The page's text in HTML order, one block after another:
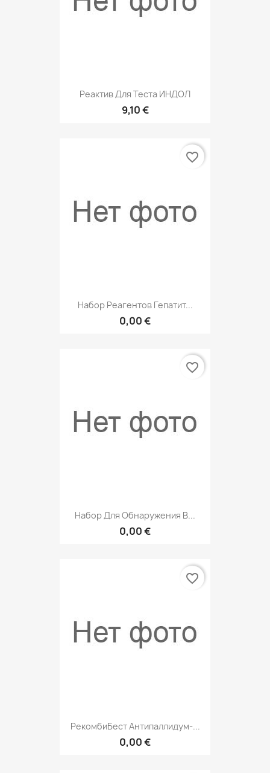
Реактив Для Теста ИНДОЛ
9,10 €
Набор Реагентов Гепатит...
0,00 €
favorite_border
Набор Для Обнаружения В...
0,00 €
favorite_border
РекомбиБест Антипаллидум-...
0,00 €
favorite_border